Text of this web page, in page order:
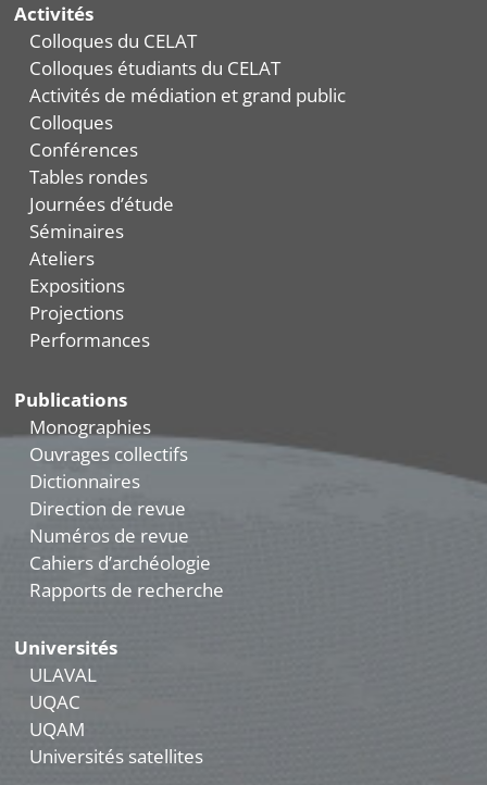
Activités
Colloques du CELAT
Colloques étudiants du CELAT
Activités de médiation et grand public
Colloques
Conférences
Tables rondes
Journées d’étude
Séminaires
Ateliers
Expositions
Projections
Performances
Publications
Monographies
Ouvrages collectifs
Dictionnaires
Direction de revue
Numéros de revue
Cahiers d’archéologie
Rapports de recherche
Universités
ULAVAL
UQAC
UQAM
Universités satellites